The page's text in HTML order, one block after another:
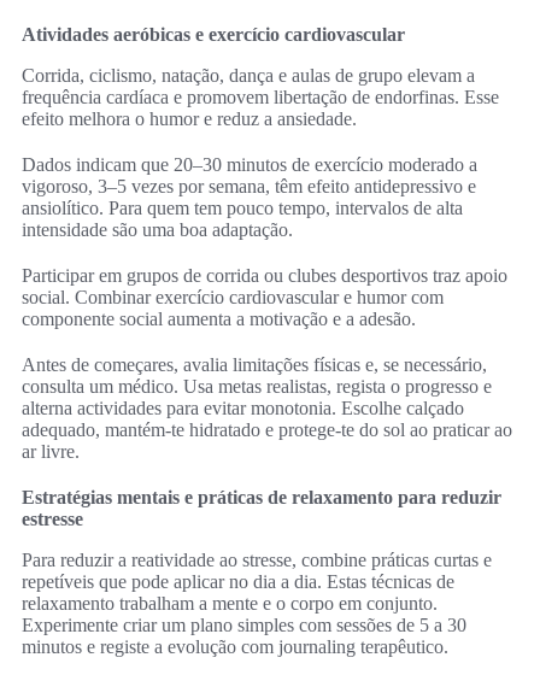
Atividades aeróbicas e exercício cardiovascular
Corrida, ciclismo, natação, dança e aulas de grupo elevam a
frequência cardíaca e promovem libertação de endorfinas. Esse
efeito melhora o humor e reduz a ansiedade.
Dados indicam que 20–30 minutos de exercício moderado a
vigoroso, 3–5 vezes por semana, têm efeito antidepressivo e
ansiolítico. Para quem tem pouco tempo, intervalos de alta
intensidade são uma boa adaptação.
Participar em grupos de corrida ou clubes desportivos traz apoio
social. Combinar exercício cardiovascular e humor com
componente social aumenta a motivação e a adesão.
Antes de começares, avalia limitações físicas e, se necessário,
consulta um médico. Usa metas realistas, regista o progresso e
alterna actividades para evitar monotonia. Escolhe calçado
adequado, mantém‑te hidratado e protege‑te do sol ao praticar ao
ar livre.
Estratégias mentais e práticas de relaxamento para reduzir
estresse
Para reduzir a reatividade ao stresse, combine práticas curtas e
repetíveis que pode aplicar no dia a dia. Estas técnicas de
relaxamento trabalham a mente e o corpo em conjunto.
Experimente criar um plano simples com sessões de 5 a 30
minutos e registe a evolução com journaling terapêutico.